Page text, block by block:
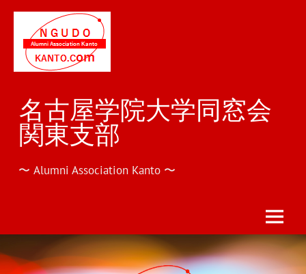
content
名古屋学院大学同窓会
関東支部
〜 Alumni Association Kanto 〜